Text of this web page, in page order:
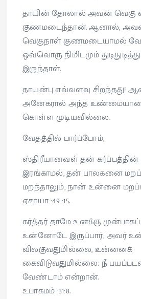
தாயின் தோலால் அவன் வெகு
குணமடைந்தான். ஆனால்,
வெகுநாள் குணமடையாமல்
ஒவ்வொரு நிமிடமும்
இருந்தாள்.
தாயன்பு எவ்வளவு சிறந்தது!
அனேகரால் அந்த உண்மையான
கொள்ள முடியவில்லை.
வேதத்தில் பார்ப்போம்,
ஸ்திரீயானவள் தன் கர்ப்பத்தின்
இரங்காமல், தன் பாலகனை
மறந்தாலும், நான் உன்னை
ஏசாயா :49 :15.
கர்த்தர் தாமே உனக்கு
உன்னோடே இருப்பார்; அவர்
விலகுவதுமில்லை, உன்னைக்
கைவிடுவதுமில்லை; நீ
வேண்டாம் என்றான்.
உபாகமம் :31:8.